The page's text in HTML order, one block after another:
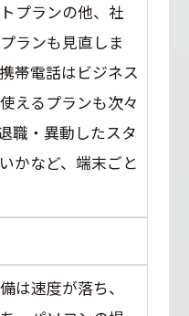
プランの他、社
ランも見直しま
帯電話はビジネス
えるプランも次々
職・異動したスタ
かなど、端末ごと
は速度が落ち、